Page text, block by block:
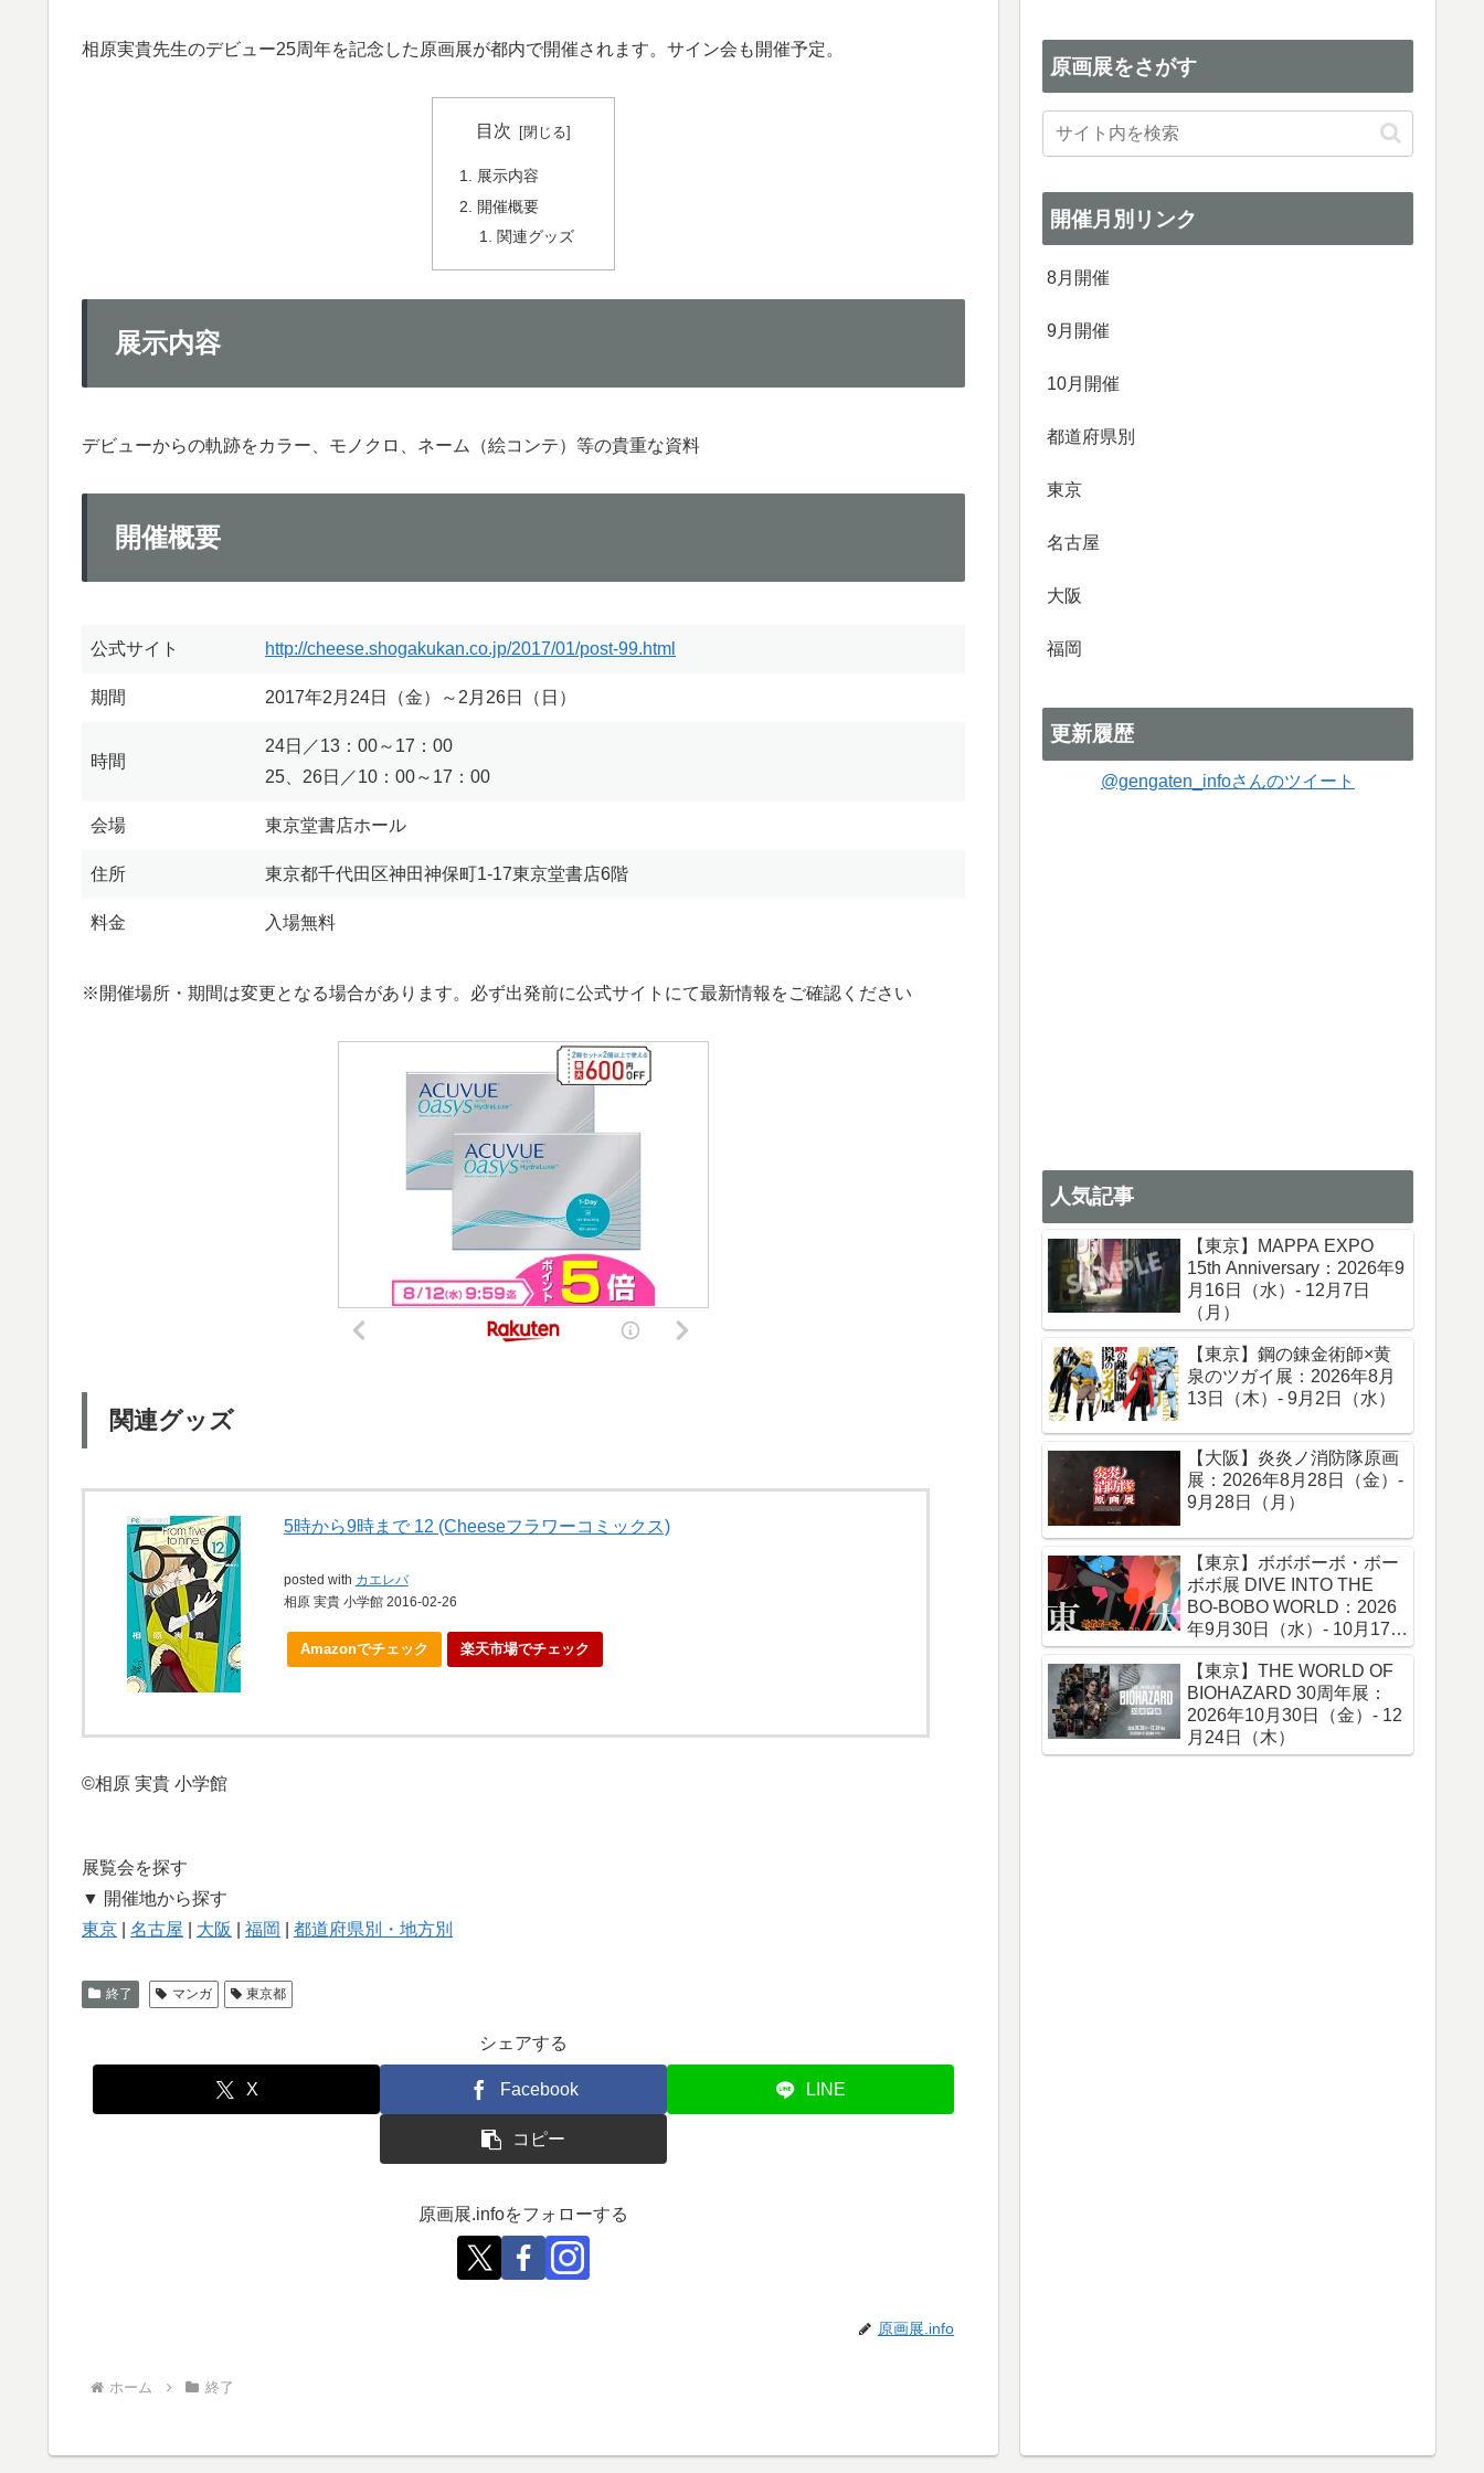
相原実貴先生のデビュー25周年を記念した原画展が都内で開催されます。サイン会も開催予定。
目次
展示内容
開催概要
関連グッズ
展示内容
デビューからの軌跡をカラー、モノクロ、ネーム（絵コンテ）等の貴重な資料
開催概要
公式サイト http://cheese.shogakukan.co.jp/2017/01/post-99.html
期間 2017年2月24日（金）～2月26日（日）
時間
24日／13：00～17：00
25、26日／10：00～17：00
会場 東京堂書店ホール
住所 東京都千代田区神田神保町1-17東京堂書店6階
料金 入場無料
※開催場所・期間は変更となる場合があります。必ず出発前に公式サイトにて最新情報をご確認ください
関連グッズ
5時から9時まで 12 (Cheeseフラワーコミックス)
posted with カエレバ
相原 実貴 小学館 2016-02-26
Amazonでチェック 楽天市場でチェック
©相原 実貴 小学館
展覧会を探す
▼ 開催地から探す
東京
名古屋 大阪 福岡 都道府県別・地方別
終了 マンガ 東京都
シェアする
X Facebook LINE
コピー
原画展.infoをフォローする
原画展.info
ホーム 終了
原画展をさがす
開催月別リンク
8月開催
9月開催
10月開催
都道府県別
東京
名古屋
大阪
福岡
更新履歴
@gengaten_infoさんのツイート
人気記事
【東京】MAPPA EXPO
15th Anniversary：2026年9
月16日（水）- 12月7日
（月）
【東京】鋼の錬金術師×黄
泉のツガイ展：2026年8月
13日（木）- 9月2日（水）
【大阪】炎炎ノ消防隊原画
展：2026年8月28日（金）-
9月28日（月）
【東京】ボボボーボ・ボー
ボボ展 DIVE INTO THE
BO-BOBO WORLD：2026
年9月30日（水）- 10月17日
（土）
【東京】THE WORLD OF
BIOHAZARD 30周年展：
2026年10月30日（金）- 12
月24日（木）